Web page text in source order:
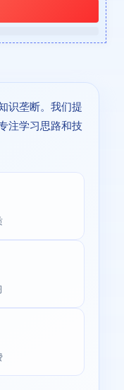
识垄断。我们提
注学习思路和技